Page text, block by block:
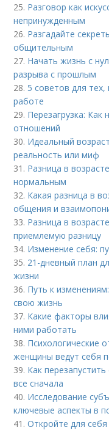
25. Разговор как
непринужденным
26. Разгадайте
общительным
27. Начать жизнь с
разрыва с прошлым
28. 5 советов для
работе
29. Перезагрузка: Как
отношений
30. Идеальный
реальность или миф
31. Разница в
нормальным
32. Какая разница в
общения и
33. Разница в
приемлемую разницу
34. Изменение себя:
35. 21-дневный план
жизни
36. Путь к
свою жизнь
37. Какие факторы
ними работать
38. Психологические
женщины ведут себя
39. Как
все сначала
40. Исследование
ключевые аспекты в
41.Откройте для